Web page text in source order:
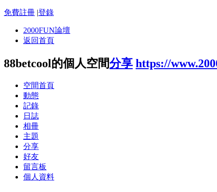
免費註冊 |登錄
2000FUN論壇
返回首頁
88betcool的個人空間分享 https://
空間首頁
動態
記錄
日誌
相冊
主題
分享
好友
留言板
個人資料